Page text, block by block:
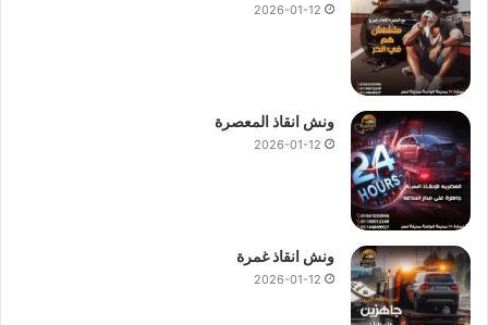
2026-01-12
ونش انقاذ المعصرة
2026-01-12
ونش انقاذ غمرة
2026-01-12